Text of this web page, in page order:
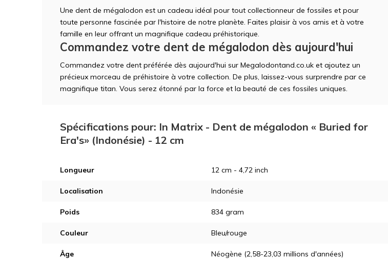
Une dent de mégalodon est un cadeau idéal pour tout collectionneur de fossiles et pour
toute personne fascinée par l'histoire de notre planète. Faites plaisir à vos amis et à votre
famille en leur offrant un magnifique cadeau préhistorique.
Commandez votre dent de mégalodon dès aujourd'hui
Commandez votre dent préférée dès aujourd'hui sur Megalodontand.co.uk et ajoutez un
précieux morceau de préhistoire à votre collection. De plus, laissez-vous surprendre par ce
magnifique titan. Vous serez étonné par la force et la beauté de ces fossiles uniques.
Spécifications pour: In Matrix - Dent de mégalodon « Buried for
Era's» (Indonésie) - 12 cm
Longueur 12 cm - 4,72 inch
Localisation Indonésie
Poids 834 gram
Couleur Bleu/rouge
Âge Néogène (2,58-23,03 millions d'années)